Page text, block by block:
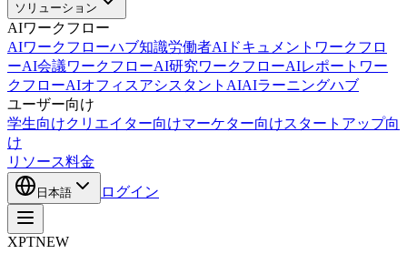
ソリューション
AIワークフロー
AIワークフローハブ知識労働者AI ドキュメントワークフロ
ーAI会議ワークフローAI研究ワークフローAIレポートワー
クフローAIオフィスアシスタントAIAIラーニングハブ
ユーザー向け
学生向けクリエイター向けマーケター向けスタートアップ向
け
リソース料金
日本語 ログイン
XPTNEW